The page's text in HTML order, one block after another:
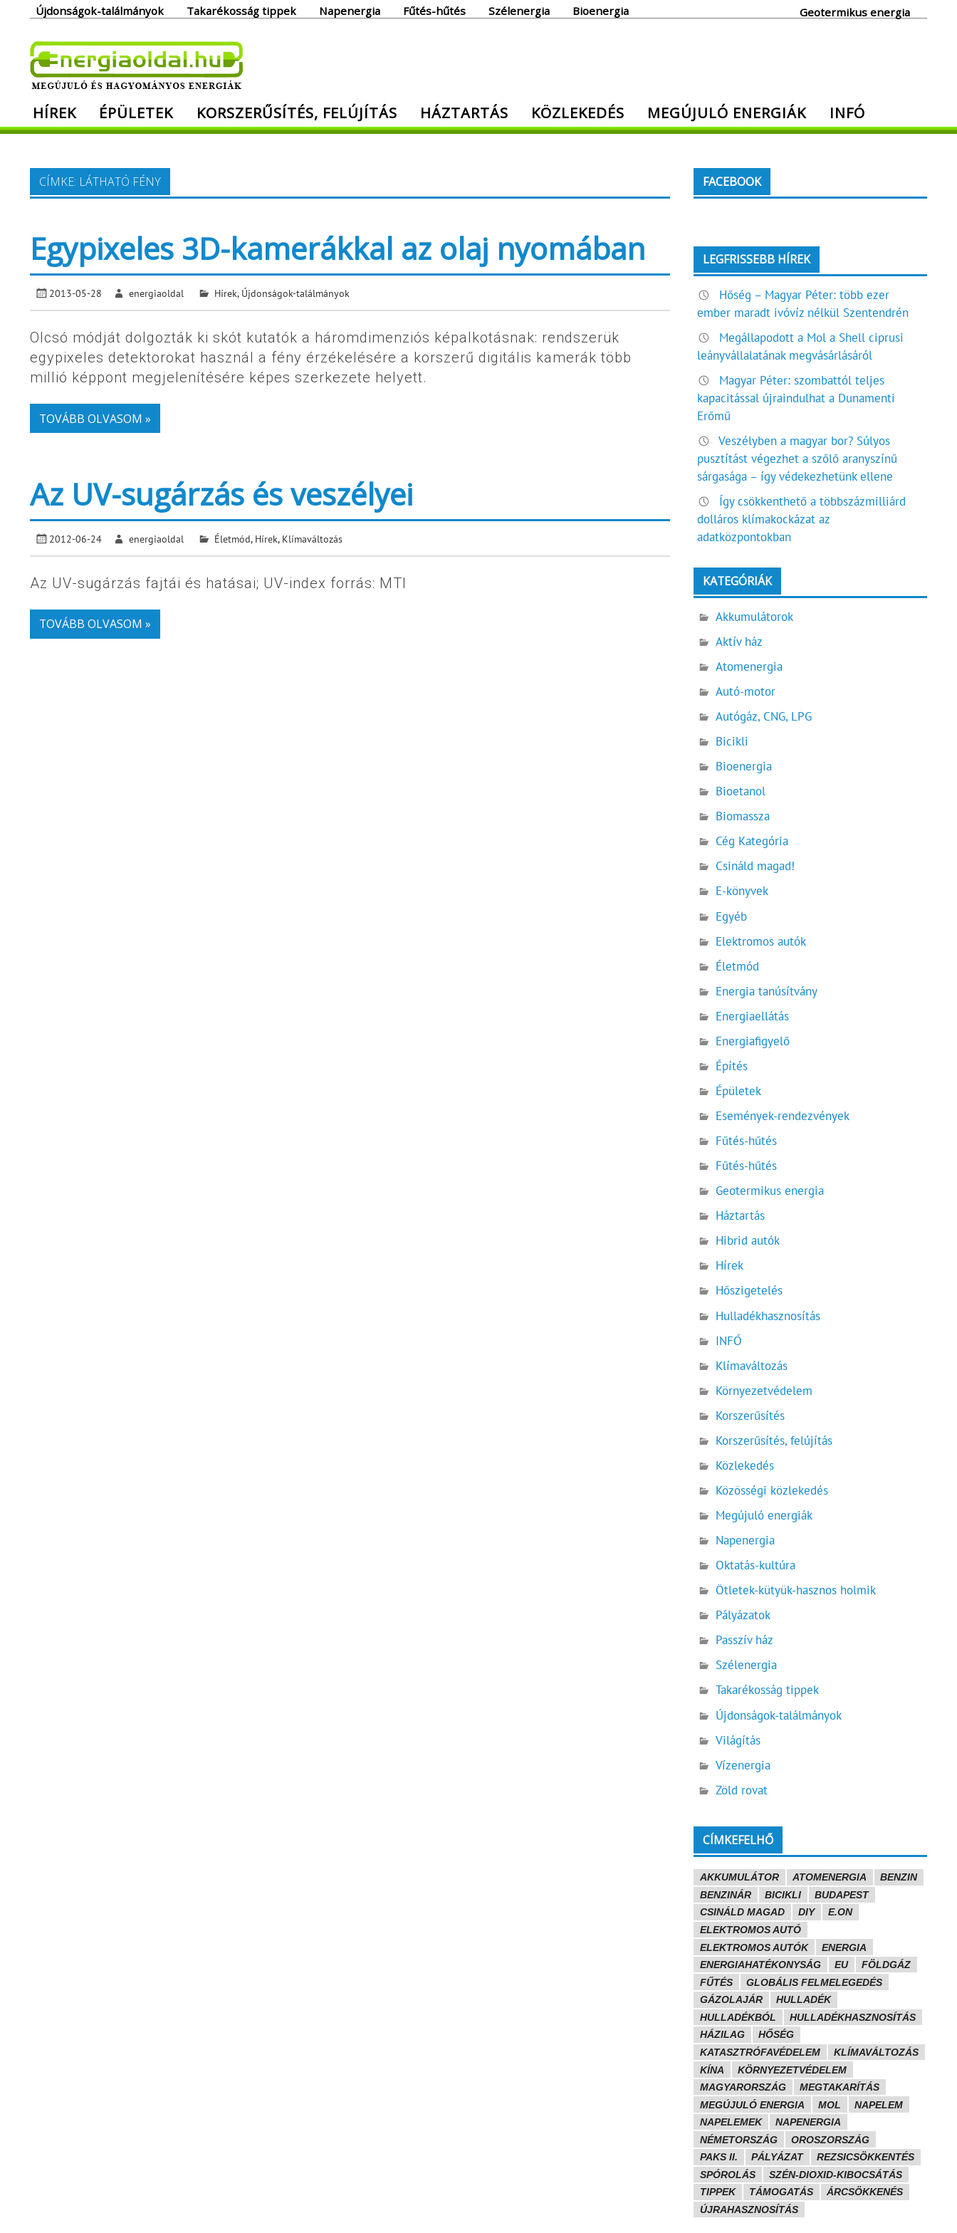
Újdonságok-találmányok Takarékosság tippek Napenergia Fűtés-hűtés Szélenergia Bioenergia Geotermikus energia
Megújuló és hagyományos energiák. Minden, ami energia!
HÍREK ÉPÜLETEK KORSZERŰSÍTÉS, FELÚJÍTÁS HÁZTARTÁS KÖZLEKEDÉS MEGÚJULÓ ENERGIÁK INFÓ
CÍMKE: LÁTHATÓ FÉNY
Egypixeles 3D-kamerákkal az olaj nyomában
2013-05-28 energiaoldal Hírek, Újdonságok-találmányok
Olcsó módját dolgozták ki skót kutatók a háromdimenziós képalkotásnak: rendszerük
egypixeles detektorokat használ a fény érzékelésére a korszerű digitális kamerák több
millió képpont megjelenítésére képes szerkezete helyett.
TOVÁBB OLVASOM »
Az UV-sugárzás és veszélyei
2012-06-24 energiaoldal Életmód, Hírek, Klímaváltozás
Az UV-sugárzás fajtái és hatásai; UV-index forrás: MTI
TOVÁBB OLVASOM »
FACEBOOK
LEGFRISSEBB HÍREK
Hőség – Magyar Péter: több ezer
ember maradt ivóvíz nélkül Szentendrén
Megállapodott a Mol a Shell ciprusi
leányvállalatának megvásárlásáról
Magyar Péter: szombattól teljes
kapacitással újraindulhat a Dunamenti
Erőmű
Veszélyben a magyar bor? Súlyos
pusztítást végezhet a szőlő aranyszínű
sárgasága – így védekezhetünk ellene
Így csökkenthető a többszázmilliárd
dolláros klímakockázat az
adatközpontokban
KATEGÓRIÁK
Akkumulátorok
Aktív ház
Atomenergia
Autó-motor
Autógáz, CNG, LPG
Bicikli
Bioenergia
Bioetanol
Biomassza
Cég Kategória
Csináld magad!
E-könyvek
Egyéb
Elektromos autók
Életmód
Energia tanúsítvány
Energiaellátás
Energiafigyelő
Építés
Épületek
Események-rendezvények
Fűtés-hűtés
Fűtés-hűtés
Geotermikus energia
Háztartás
Hibrid autók
Hírek
Hőszigetelés
Hulladékhasznosítás
INFÓ
Klímaváltozás
Környezetvédelem
Korszerűsítés
Korszerűsítés, felújítás
Közlekedés
Közösségi közlekedés
Megújuló energiák
Napenergia
Oktatás-kultúra
Ötletek-kütyük-hasznos holmik
Pályázatok
Passzív ház
Szélenergia
Takarékosság tippek
Újdonságok-találmányok
Világítás
Vízenergia
Zöld rovat
CÍMKEFELHŐ
AKKUMULÁTOR ATOMENERGIA
BENZIN
BENZINÁR
BICIKLI
BUDAPEST
CSINÁLD MAGAD
DIY
E.ON
ELEKTROMOS AUTÓ
ELEKTROMOS AUTÓK
ENERGIA
ENERGIAHATÉKONYSÁG
EU
FÖLDGÁZ
FŰTÉS
GLOBÁLIS FELMELEGEDÉS
GÁZOLAJÁR
HULLADÉK
HULLADÉKBÓL
HULLADÉKHASZNOSÍTÁS
HÁZILAG
HŐSÉG
KATASZTRÓFAVÉDELEM
KLÍMAVÁLTOZÁS
KÍNA
KÖRNYEZETVÉDELEM
MAGYARORSZÁG
MEGTAKARÍTÁS
MEGÚJULÓ ENERGIA
MOL
NAPELEM
NAPELEMEK
NAPENERGIA
NÉMETORSZÁG
OROSZORSZÁG
PAKS II.
PÁLYÁZAT
REZSICSÖKKENTÉS
SPÓROLÁS
SZÉN-DIOXID-KIBOCSÁTÁS
TIPPEK
TÁMOGATÁS
ÁRCSÖKKENÉS
ÚJRAHASZNOSÍTÁS